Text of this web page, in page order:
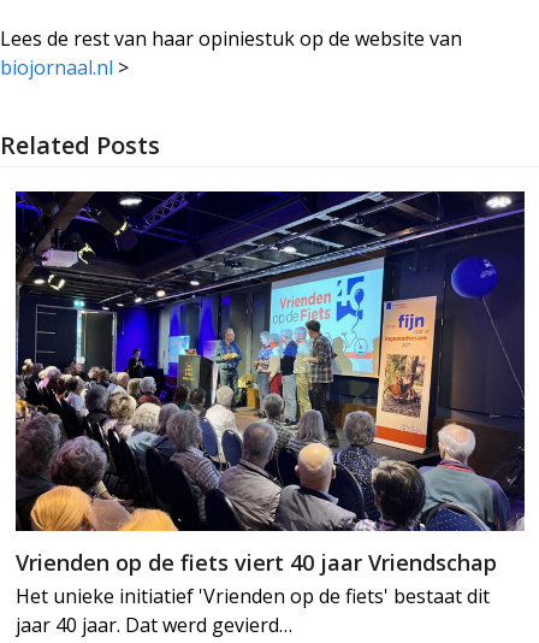
Lees de rest van haar opiniestuk op de website van
biojornaal.nl >
Related Posts
Vrienden op de fiets viert 40 jaar Vriendschap
Het unieke initiatief 'Vrienden op de fiets' bestaat dit
jaar 40 jaar. Dat werd gevierd…